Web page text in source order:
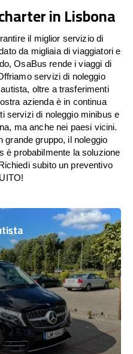
in Lisbona
il miglior servizio di
da migliaia di viaggiatori e
OsaBus rende i viaggi di
servizi di noleggio
oltre a trasferimenti
azienda è in continua
servizi di noleggio minibus e
ma anche nei paesi vicini.
grande gruppo, il noleggio
è probabilmente la soluzione
subito un preventivo